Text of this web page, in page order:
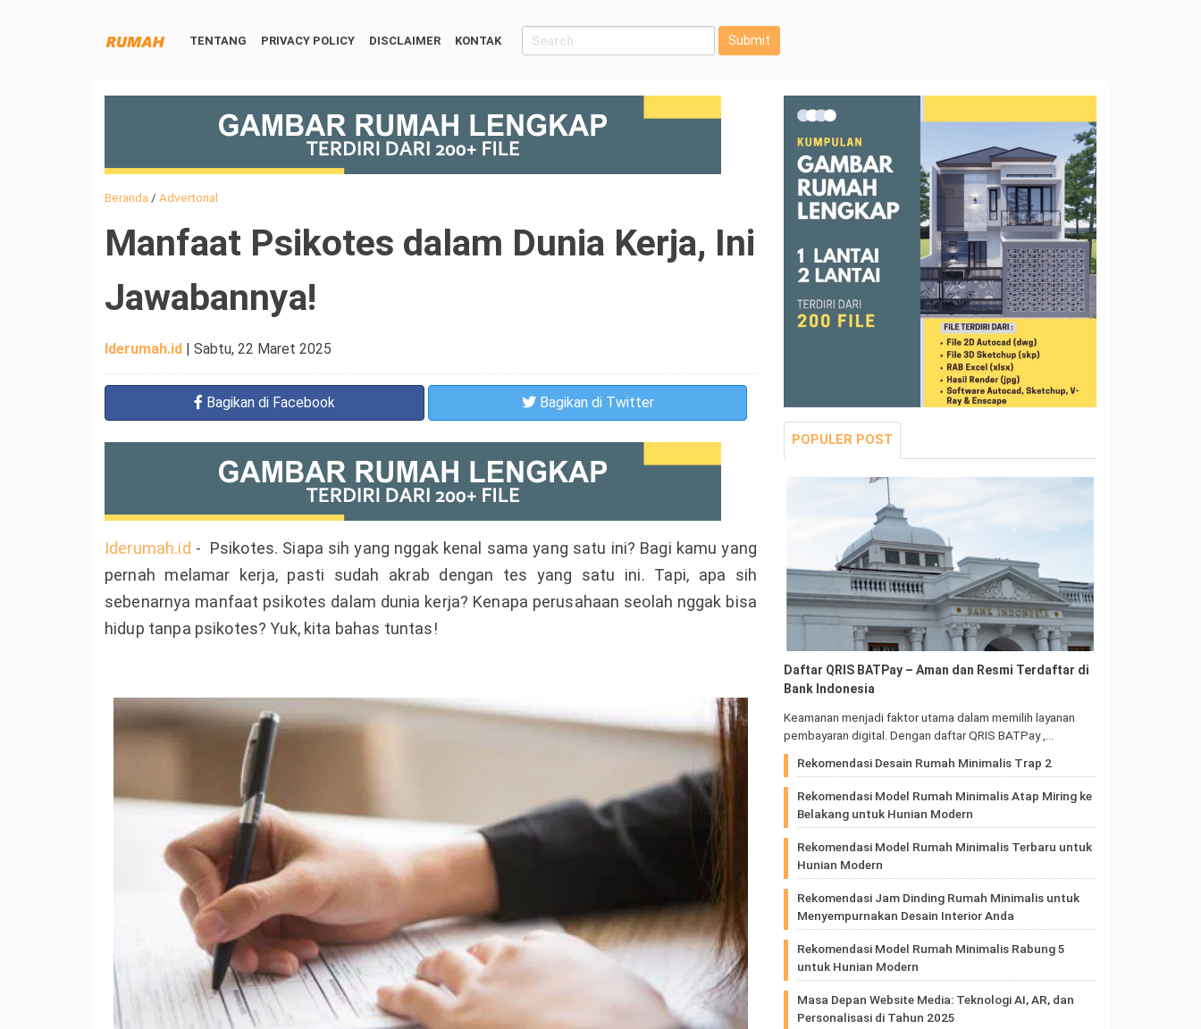
TENTANG PRIVACY POLICY DISCLAIMER KONTAK Submit
Beranda / Advertorial
Manfaat Psikotes dalam Dunia Kerja, Ini
Jawabannya!
Iderumah.id | Sabtu, 22 Maret 2025
Bagikan di Facebook Bagikan di Twitter
Iderumah.id - Psikotes. Siapa sih yang nggak kenal sama yang satu ini? Bagi kamu yang
pernah melamar kerja, pasti sudah akrab dengan tes yang satu ini. Tapi, apa sih
sebenarnya manfaat psikotes dalam dunia kerja? Kenapa perusahaan seolah nggak bisa
hidup tanpa psikotes? Yuk, kita bahas tuntas!
POPULER POST
Daftar QRIS BATPay – Aman dan Resmi Terdaftar di
Bank Indonesia
Keamanan menjadi faktor utama dalam memilih layanan
pembayaran digital. Dengan daftar QRIS BATPay ,…
Rekomendasi Desain Rumah Minimalis Trap 2
Rekomendasi Model Rumah Minimalis Atap Miring ke
Belakang untuk Hunian Modern
Rekomendasi Model Rumah Minimalis Terbaru untuk
Hunian Modern
Rekomendasi Jam Dinding Rumah Minimalis untuk
Menyempurnakan Desain Interior Anda
Rekomendasi Model Rumah Minimalis Rabung 5
untuk Hunian Modern
Masa Depan Website Media: Teknologi AI, AR, dan
Personalisasi di Tahun 2025